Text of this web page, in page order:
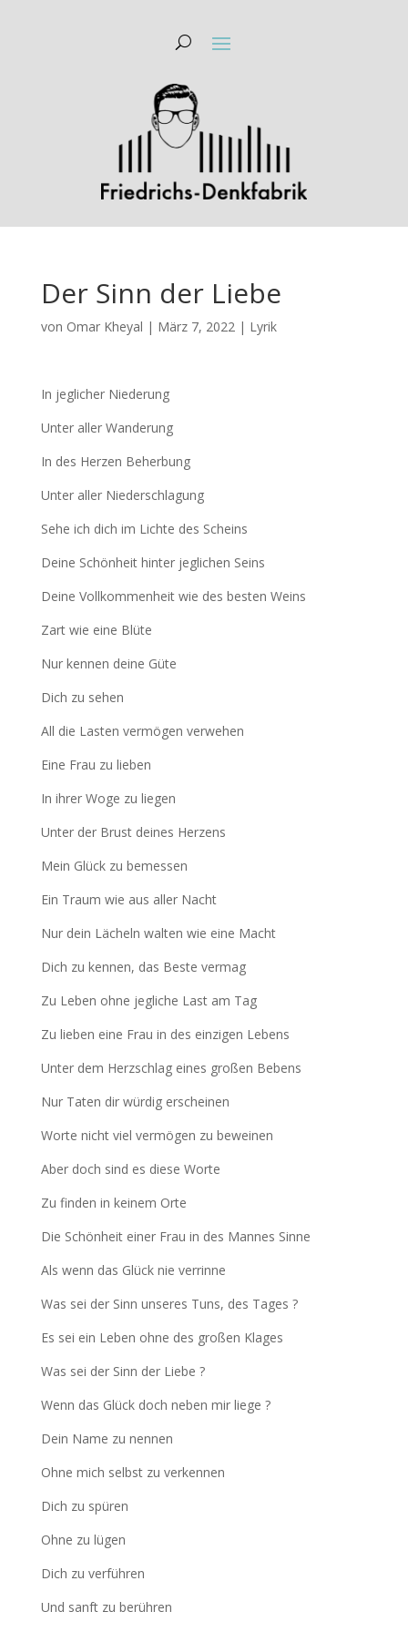
Der Sinn der Liebe
von Omar Kheyal | März 7, 2022| Lyrik
In jeglicher Niederung
Unter aller Wanderung
In des Herzen Beherbung
Unter aller Niederschlagung
Sehe ich dich im Lichte des Scheins
Deine Schönheit hinter jeglichen Seins
Deine Vollkommenheit wie des besten Weins
Zart wie eine Blüte
Nur kennen deine Güte
Dich zu sehen
All die Lasten vermögen verwehen
Eine Frau zu lieben
In ihrer Woge zu liegen
Unter der Brust deines Herzens
Mein Glück zu bemessen
Ein Traum wie aus aller Nacht
Nur dein Lächeln walten wie eine Macht
Dich zu kennen, das Beste vermag
Zu Leben ohne jegliche Last am Tag
Zu lieben eine Frau in des einzigen Lebens
Unter dem Herzschlag eines großen Bebens
Nur Taten dir würdig erscheinen
Worte nicht viel vermögen zu beweinen
Aber doch sind es diese Worte
Zu finden in keinem Orte
Die Schönheit einer Frau in des Mannes Sinne
Als wenn das Glück nie verrinne
Was sei der Sinn unseres Tuns, des Tages ?
Es sei ein Leben ohne des großen Klages
Was sei der Sinn der Liebe ?
Wenn das Glück doch neben mir liege ?
Dein Name zu nennen
Ohne mich selbst zu verkennen
Dich zu spüren
Ohne zu lügen
Dich zu verführen
Und sanft zu berühren